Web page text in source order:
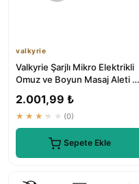
valkyrie
Valkyrie Şarjlı Mikro Elektrikli
Omuz ve Boyun Masaj Aleti 4
2.001,99 ₺
★★★★★ (0)
Sepete Ekle